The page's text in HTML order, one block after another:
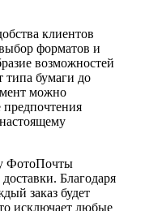
клиентов
форматов и
возможностей
типа бумаги до
можно
ФотоПочты
Благодаря
заказ будет
исключает любые